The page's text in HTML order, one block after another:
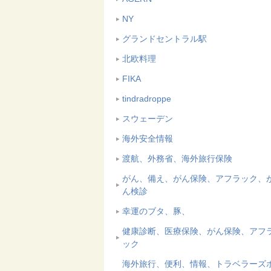
NY
グランドセントラル駅
北欧料理
FIKA
tindradroppe
スウェーデン
海外安全情報
渡航、外務省、海外旅行保険
がん、備え、がん保険、アフラック、
ん検診
幸運のブタ、豚、
健康診断、医療保険、がん保険、アフ
ック
海外旅行、便利、情報、トラベラーズ